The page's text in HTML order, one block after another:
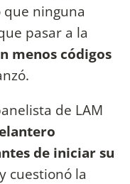
ninguna
pasar a la
menos códigos
de LAM
de iniciar su
y cuestionó la